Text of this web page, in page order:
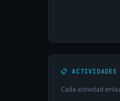
📋 ACTIVIDADES
Cada actividad